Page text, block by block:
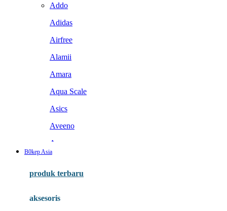
Addo
Adidas
Airfree
Alamii
Amara
Aqua Scale
Asics
Aveeno
Awan
Baabaasheepz
B0kep Asia
produk terbaru
aksesoris